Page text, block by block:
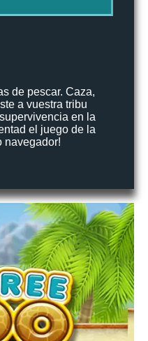
de pescar. Caza,
a vuestra tribu
en la
el juego de la
navegador!